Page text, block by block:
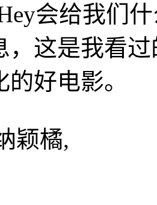
会给我们
，这是我看
好电影。
颖橘,